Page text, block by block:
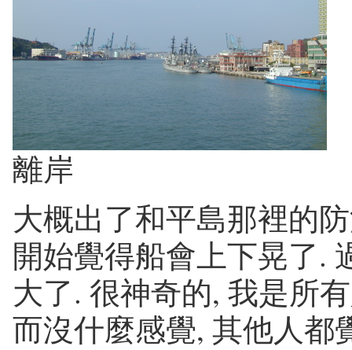
離岸
大概出了和平島那裡的
開始覺得船會上下晃了.
大了. 很神奇的, 我是所
而沒什麼感覺, 其他人都